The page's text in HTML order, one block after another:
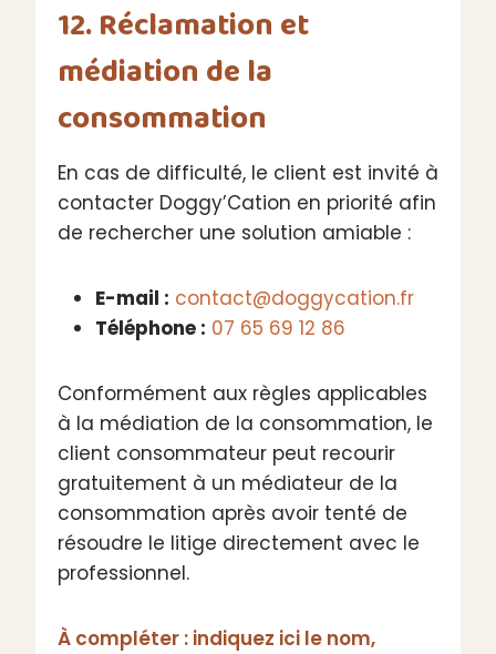
12. Réclamation et
médiation de la
consommation
En cas de difficulté, le client est invité à
contacter Doggy’Cation en priorité afin
de rechercher une solution amiable :
E-mail : contact@doggycation.fr
Téléphone : 07 65 69 12 86
Conformément aux règles applicables
à la médiation de la consommation, le
client consommateur peut recourir
gratuitement à un médiateur de la
consommation après avoir tenté de
résoudre le litige directement avec le
professionnel.
À compléter : indiquez ici le nom,